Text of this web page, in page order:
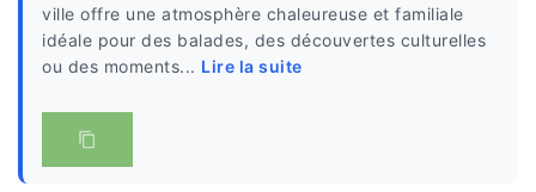
ville offre une atmosphère chaleureuse et familiale
idéale pour des balades, des découvertes culturelles
ou des moments... Lire la suite